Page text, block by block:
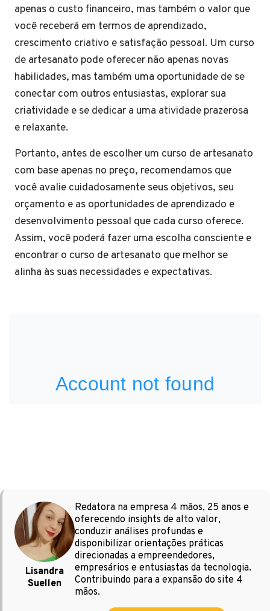
apenas o custo financeiro, mas também o valor que
você receberá em termos de aprendizado,
crescimento criativo e satisfação pessoal. Um curso
de artesanato pode oferecer não apenas novas
habilidades, mas também uma oportunidade de se
conectar com outros entusiastas, explorar sua
criatividade e se dedicar a uma atividade prazerosa
e relaxante.
Portanto, antes de escolher um curso de artesanato
com base apenas no preço, recomendamos que
você avalie cuidadosamente seus objetivos, seu
orçamento e as oportunidades de aprendizado e
desenvolvimento pessoal que cada curso oferece.
Assim, você poderá fazer uma escolha consciente e
encontrar o curso de artesanato que melhor se
alinha às suas necessidades e expectativas.
Lisandra
Suellen
Redatora na empresa 4 mãos, 25 anos e
oferecendo insights de alto valor,
conduzir análises profundas e
disponibilizar orientações práticas
direcionadas a empreendedores,
empresários e entusiastas da tecnologia.
Contribuindo para a expansão do site 4
mãos.